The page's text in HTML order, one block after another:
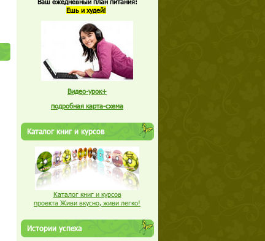
Ешь и худей!
Видео-урок+
подробная карта-схема
Каталог книг и курсов
Каталог книг и курсов
проекта Живи вкусно, живи легко!
Истории успеха